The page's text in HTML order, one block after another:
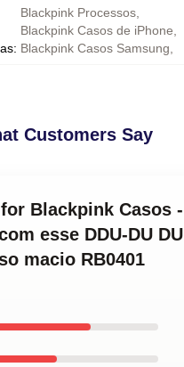
:
Blackpink Processos,
Blackpink Casos de iPhone
Blackpink Casos Samsung
Customers Say
Blackpink Casos -
esse DDU-DU DU
macio RB0401